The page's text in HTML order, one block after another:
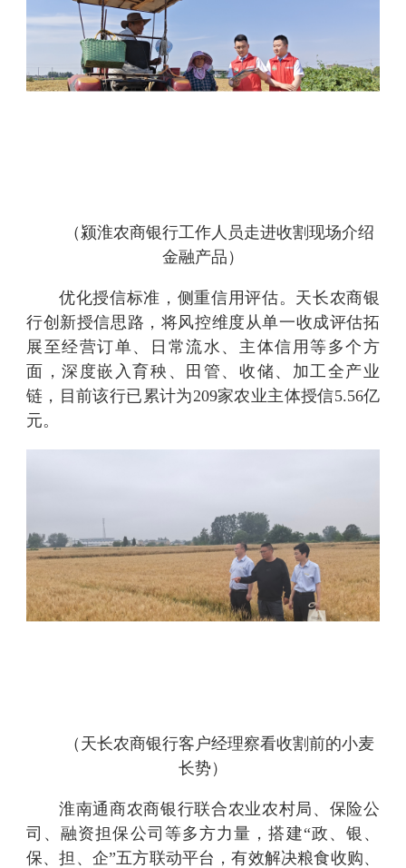
（颍淮农商银行工作人员走进收割现场介绍
金融产品）
优化授信标准，侧重信用评估。天长农商银
行创新授信思路，将风控维度从单一收成评估拓
展至经营订单、日常流水、主体信用等多个方
面，深度嵌入育秧、田管、收储、加工全产业
链，目前该行已累计为209家农业主体授信5.56亿
元。
（天长农商银行客户经理察看收割前的小麦
长势）
淮南通商农商银行联合农业农村局、保险公
司、融资担保公司等多方力量，搭建“政、银、
保、担、企”五方联动平台，有效解决粮食收购、